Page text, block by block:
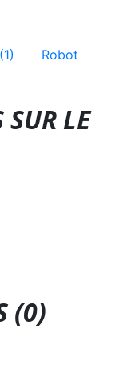
Robot
SUR LE
(0)